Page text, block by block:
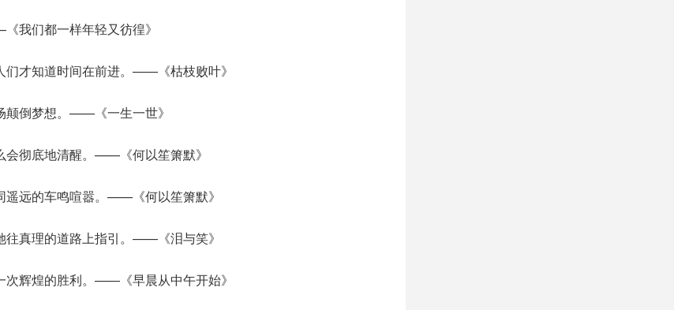
我们都一样年轻又彷徨》
们才知道时间在前进。——《枯枝败叶》
颠倒梦想。——《一生一世》
会彻底地清醒。——《何以笙箫默》
遥远的车鸣喧嚣。——《何以笙箫默》
往真理的道路上指引。——《泪与笑》
次辉煌的胜利。——《早晨从中午开始》